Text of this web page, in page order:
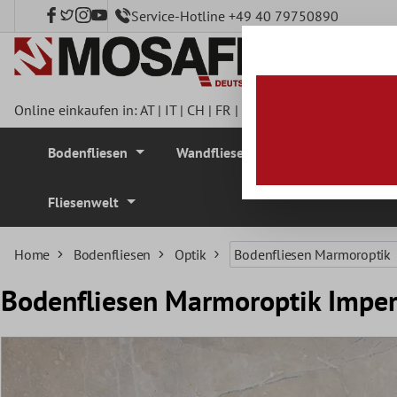
springen Service-Hotline +49 40 79750890
Online einkaufen in:AT| IT| CH | FR |
Bodenfliesen Wandfliesen
Fliesenwelt
Home Bodenfliesen Optik Bodenfliesen Marmoroptik
Bodenfliesen Marmoroptik